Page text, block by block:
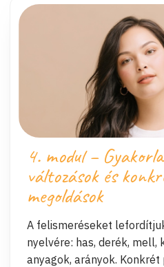
4. modul –
változások és
megoldások
A felismeréseket
nyelvére: has, derék, mell,
anyagok, arányok.